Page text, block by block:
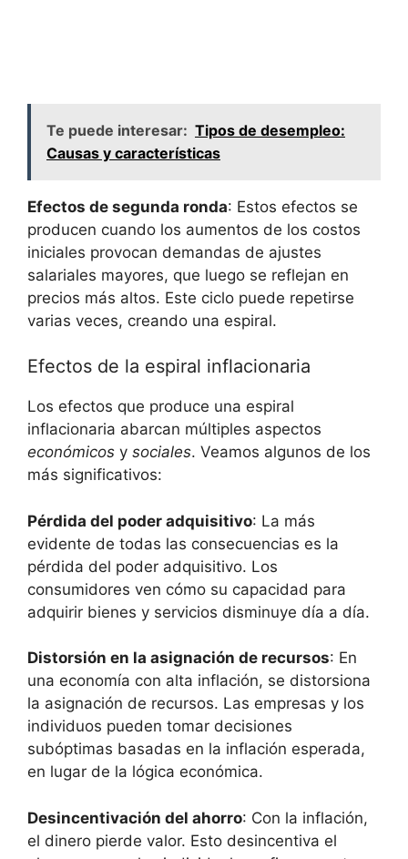
Te puede interesar: Tipos de desempleo:
Causas y características
Efectos de segunda ronda: Estos efectos se
producen cuando los aumentos de los costos
iniciales provocan demandas de ajustes
salariales mayores, que luego se reflejan en
precios más altos. Este ciclo puede repetirse
varias veces, creando una espiral.
Efectos de la espiral inflacionaria
Los efectos que produce una espiral
inflacionaria abarcan múltiples aspectos
económicos y sociales. Veamos algunos de los
más significativos:
Pérdida del poder adquisitivo: La más
evidente de todas las consecuencias es la
pérdida del poder adquisitivo. Los
consumidores ven cómo su capacidad para
adquirir bienes y servicios disminuye día a día.
Distorsión en la asignación de recursos: En
una economía con alta inflación, se distorsiona
la asignación de recursos. Las empresas y los
individuos pueden tomar decisiones
subóptimas basadas en la inflación esperada,
en lugar de la lógica económica.
Desincentivación del ahorro: Con la inflación,
el dinero pierde valor. Esto desincentiva el